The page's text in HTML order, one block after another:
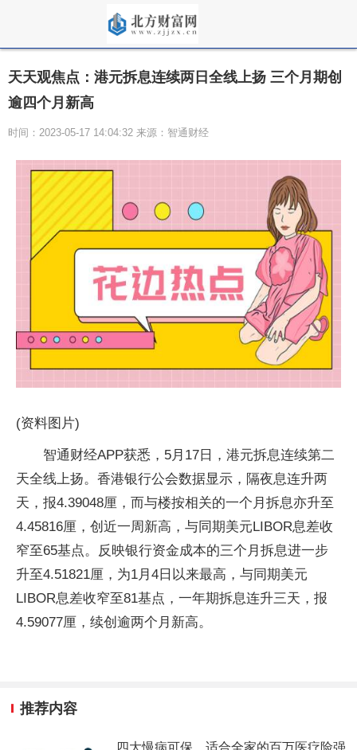
天天观焦点：港元拆息连续两日全线上扬 三个月期创
逾四个月新高
时间：2023-05-17 14:04:32 来源：智通财经
(资料图片)
智通财经APP获悉，5月17日，港元拆息连续第二
天全线上扬。香港银行公会数据显示，隔夜息连升两
天，报4.39048厘，而与楼按相关的一个月拆息亦升至
4.45816厘，创近一周新高，与同期美元LIBOR息差收
窄至65基点。反映银行资金成本的三个月拆息进一步
升至4.51821厘，为1月4日以来最高，与同期美元
LIBOR息差收窄至81基点，一年期拆息连升三天，报
4.59077厘，续创逾两个月新高。
推荐内容